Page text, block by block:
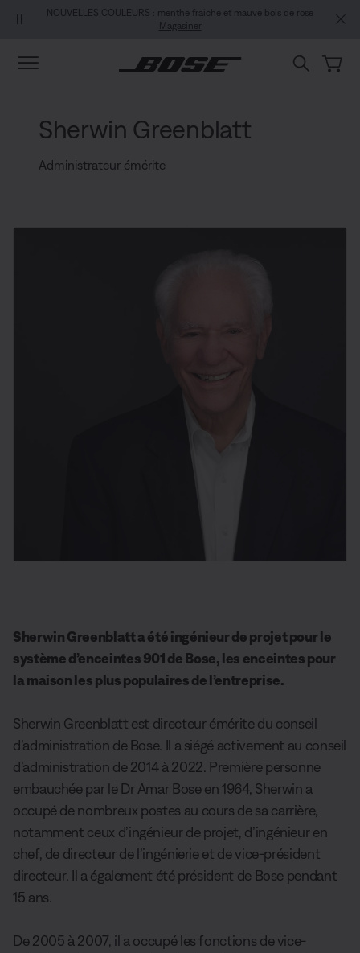
Aller au contenu principal
Aller au contenu du pied de page
Passer à la Déclaration d’accessibilité
NOUVELLES COULEURS : menthe fraîche et mauve bois de rose
Magasiner
Sherwin Greenblatt
Administrateur émérite
Sherwin Greenblatt a été ingénieur de projet pour le
système d’enceintes 901 de Bose, les enceintes pour
la maison les plus populaires de l’entreprise.
Sherwin Greenblatt est directeur émérite du conseil
d’administration de Bose. Il a siégé activement au conseil
d’administration de 2014 à 2022. Première personne
embauchée par le Dr Amar Bose en 1964, Sherwin a
occupé de nombreux postes au cours de sa carrière,
notamment ceux d’ingénieur de projet, d’ingénieur en
chef, de directeur de l’ingénierie et de vice-président
directeur. Il a également été président de Bose pendant
15 ans.
De 2005 à 2007, il a occupé les fonctions de vice-